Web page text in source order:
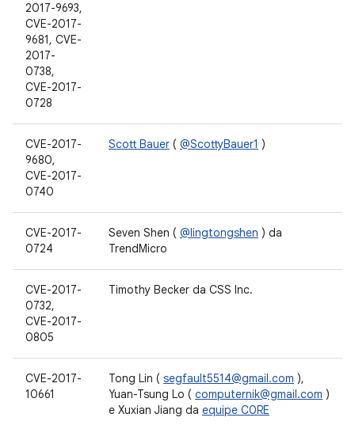
2017-9693,
CVE-2017-
9681, CVE-
2017-
0738,
CVE-2017-
0728
CVE-2017-
9680,
CVE-2017-
0740
Scott Bauer ( @ScottyBauer1 )
CVE-2017-
0724
Seven Shen ( @lingtongshen ) da
TrendMicro
CVE-2017-
0732,
CVE-2017-
0805
Timothy Becker da CSS Inc.
CVE-2017-
10661
Tong Lin ( segfault5514@gmail.com ),
Yuan-Tsung Lo ( computernik@gmail.com )
e Xuxian Jiang da equipe C0RE